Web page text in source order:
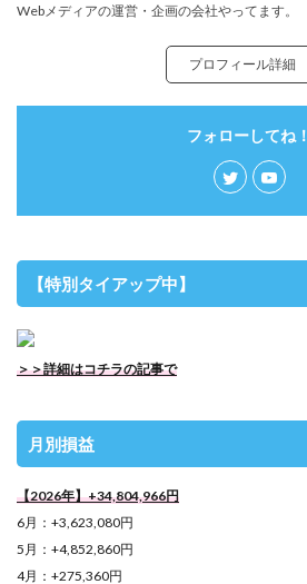
Webメディアの運営・企画の会社やってます。
プロフィール詳細
フォローしてね！
【特別タイアップ中】
＞＞詳細はコチラの記事で
月別損益
【2026年】+34,804,966円
6月：+3,623,080円
5月：+4,852,860円
4月：+275,360円